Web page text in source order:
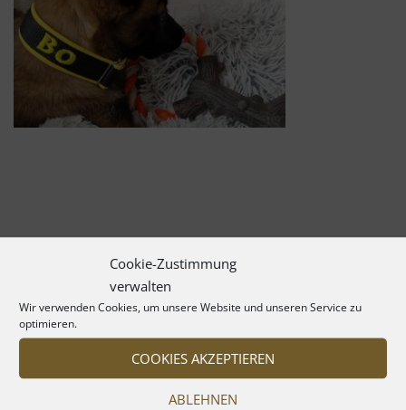
Cookie-Zustimmung
verwalten
Wir verwenden Cookies, um unsere Website und unseren Service zu
optimieren.
COOKIES AKZEPTIEREN
ABLEHNEN